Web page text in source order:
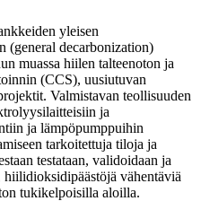
yleisen
(general decarbonization)
muassa hiilen talteenoton ja
(CCS), uusiutuvan
Valmistavan teollisuuden
ja
ja lämpöpumppuihin
tarkoitettuja tiloja ja
testataan, validoidaan ja
vähentäviä
tukikelpoisilla aloilla.